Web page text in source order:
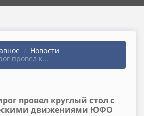
Новости
провел к...
провел круглый стол с
движениями ЮФО